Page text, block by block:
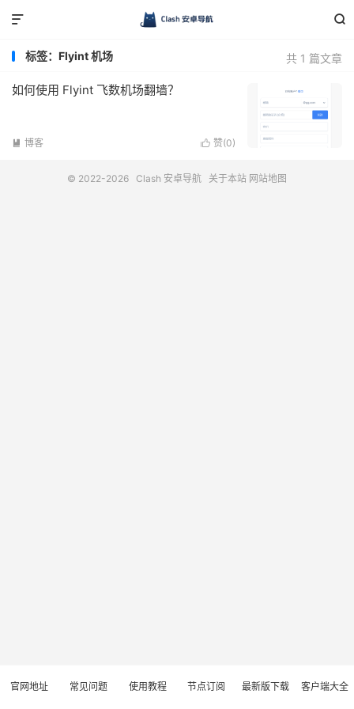


共 1 篇文章
标签：Flyint 机场
如何使用 Flyint 飞数机场翻墙？
 赞(0)
 博客
© 2022-2026 Clash 安卓导航 关于本站 网站地图
官网地址 常见问题 使用教程 节点订阅 最新版下载 客户端大全